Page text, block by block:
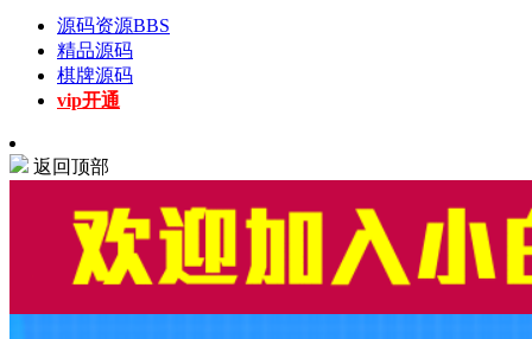
源码资源BBS
精品源码
棋牌源码
vip开通
返回顶部